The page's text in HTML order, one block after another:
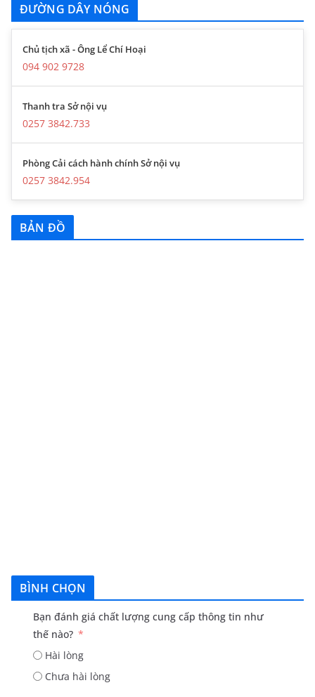
ĐƯỜNG DÂY NÓNG
Chủ tịch xã - Ông Lể Chí Hoại
094 902 9728
Thanh tra Sở nội vụ
0257 3842.733
Phòng Cải cách hành chính Sở nội vụ
0257 3842.954
BẢN ĐỒ
BÌNH CHỌN
Bạn đánh giá chất lượng cung cấp thông tin như
thế nào?
Hài lòng
Chưa hài lòng